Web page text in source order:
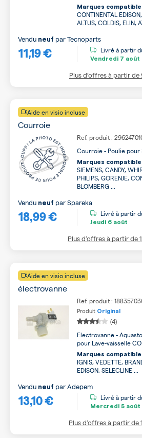
Marques
CONTINENTAL
ALTUS, COLDIS, ELIN,
11,19 €
Vendu neuf parTecnoparts
Livré à partir
Vendredi 7 août
Plus d’offres à partir de
Aide en visio incluse
Courroie
Ref. produit :
Courroie - Poulie pour
Marques
SIEMENS, CANDY,
PHILIPS, GORENJE,
BLOMBERG ...
18,99 €
Vendu neuf parSpareka
Livré à partir
Jeudi 6 août
Plus d’offres à partir de
Aide en visio incluse
électrovanne
Ref. produit :
Produit Original
(4)
Electrovanne -
pour Lave-vaisselle
Marques
IGNIS, VEDETTE,
EDISON, SELECLINE ...
13,10 €
Vendu neuf parAdepem
Livré à partir
Mercredi 5 août
Plus d’offres à partir de